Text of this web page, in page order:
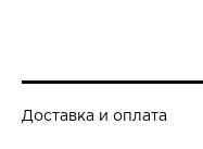
Доставка и оплата